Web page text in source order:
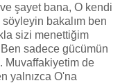
şayet bana, O kendi
söyleyin bakalım ben
sizi menettiğim
sadece gücümün
Muvaffakiyetim de
yalnızca O'na